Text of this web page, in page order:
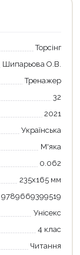
Торсінг
Шипарьова О.В.
Тренажер
32
2021
Українська
М'яка
0.062
235х165 мм
9789669399519
Унісекс
4 клас
Читання